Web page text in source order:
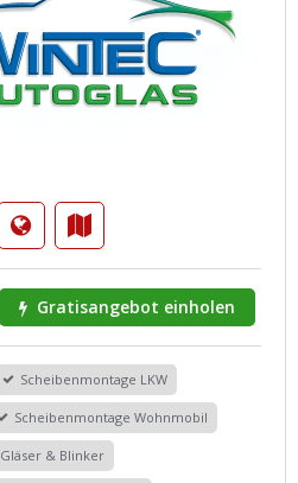
Gratisangebot einholen
Scheibenmontage LKW
Scheibenmontage Wohnmobil
Gläser & Blinker